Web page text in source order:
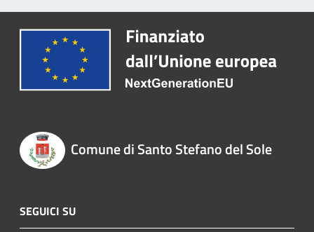
Comune di Santo Stefano del Sole
SEGUICI SU